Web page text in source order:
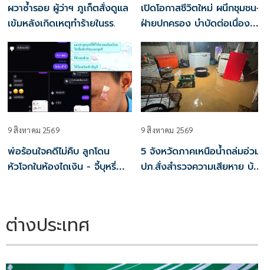
ผวาซ้ำรอย ผู้ว่าฯ ภูเก็ตสั่งดูแล
เข้มหลังเกิดเหตุทำร้ายในรร.
เปิดโอกาสชีวิตใหม่ ผนึกชุมชน-
ฝ่ายปกครอง บำบัดต่อเนื่องตัด
วงจรติดยา
9 สิงหาคม 2569
พ่อร้อนใจคดีไม่คืบ ลูกโดน
หัวโจกในห้องไถเงิน - จี้บุหรี่
9 สิงหาคม 2569
5 จังหวัดภาคเหนือน้ำถล่มอ่วม
ปภ.สั่งสำรวจความเสียหาย บ้าน
ต่างประเทศ